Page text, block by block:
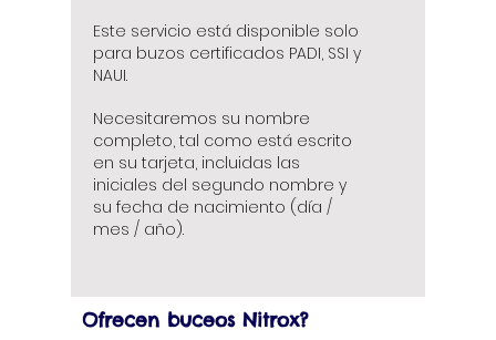
Este servicio está disponible solo
para buzos certificados PADI, SSI y
NAUI.
Necesitaremos su nombre
completo, tal como está escrito
en su tarjeta, incluidas las
iniciales del segundo nombre y
su fecha de nacimiento (día /
mes / año).
Ofrecen buceos Nitrox?